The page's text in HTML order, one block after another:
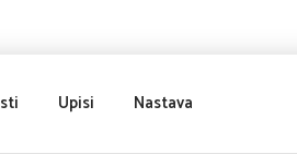
Upisi Nastava